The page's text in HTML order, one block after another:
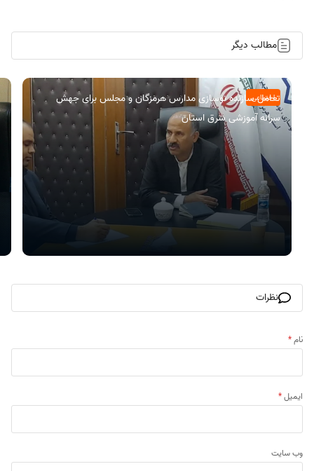
مطالب دیگر
اجتماعی
تعامل سازنده نوسازی مدارس هرمزگان و مجلس برای جهش
سرانه آموزشی شرق استان
نظرات
نام*
ایمیل*
وب‌ سایت